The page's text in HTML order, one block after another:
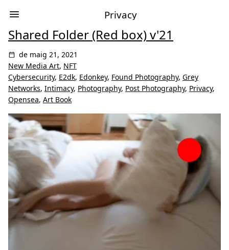
Privacy
Shared Folder (Red box) v'21
de maig 21, 2021
New Media Art, NFT
Cybersecurity, E2dk, Edonkey, Found Photography, Grey
Networks, Intimacy, Photography, Post Photography, Privacy,
Opensea, Art Book